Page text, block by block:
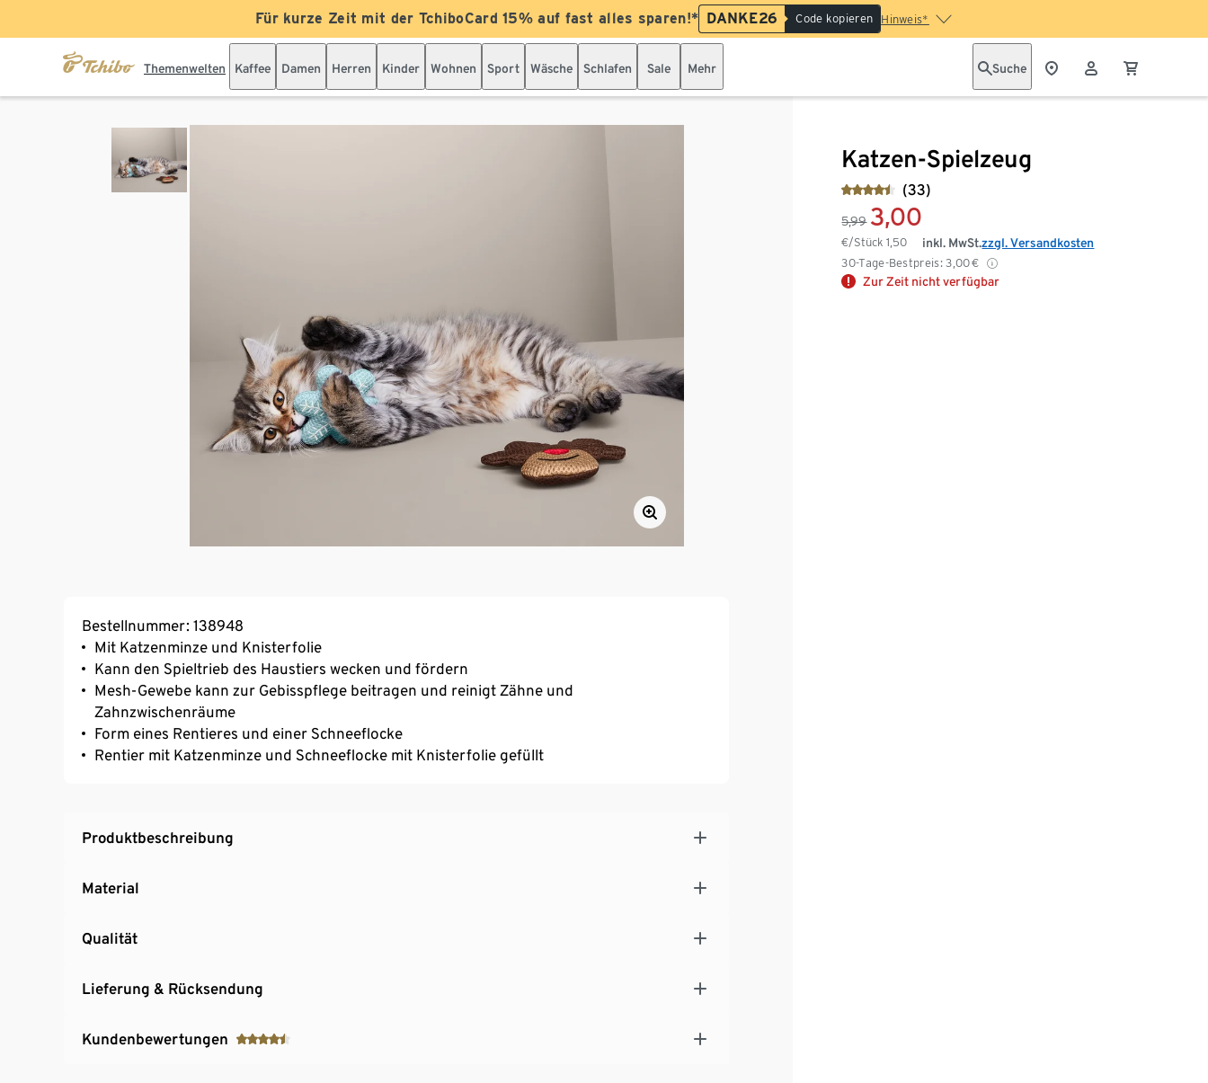
Für kurze Zeit mit der TchiboCard 15% auf fast alles sparen!* DANKE26 Code kopieren Hinweis*
Themenwelten Kaffee Damen Herren Kinder Wohnen Sport Wäsche Schlafen Sale Mehr Suche
Katzen-Spielzeug
(33)
5,99 3,00
€/Stück1,50
30-Tage-Bestpreis: 3,00€
inkl. MwSt.zzgl. Versandkosten
Zur Zeit nicht verfügbar
Bestellnummer: 138948
Mit Katzenminze und Knisterfolie
Kann den Spieltrieb des Haustiers wecken und fördern
Mesh-Gewebe kann zur Gebisspflege beitragen und reinigt Zähne und
Zahnzwischenräume
Form eines Rentieres und einer Schneeflocke
Rentier mit Katzenminze und Schneeflocke mit Knisterfolie gefüllt
Produktbeschreibung
Material
Qualität
Lieferung & Rücksendung
Kundenbewertungen